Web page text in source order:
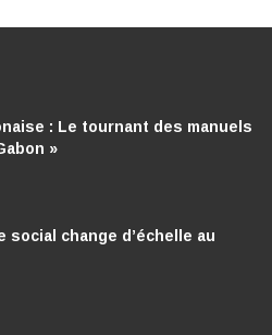
: Le tournant des manuels
»
social change d’échelle au